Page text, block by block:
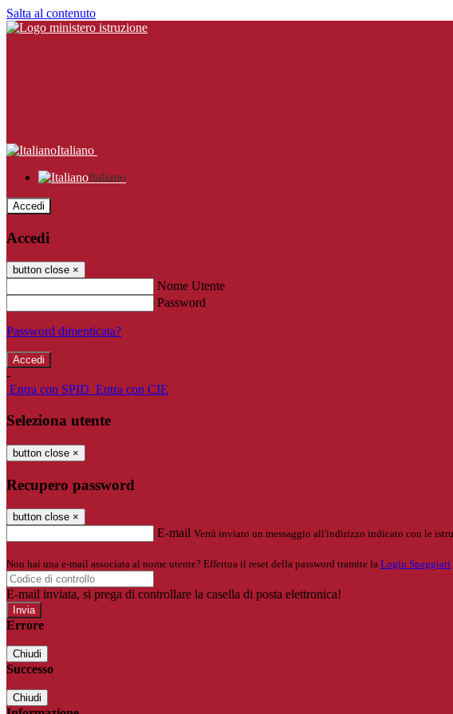
Salta al contenuto
Italiano
Italiano
Accedi
Accedi
button close ×
Nome Utente
Password
Password dimenticata?
-
Entra con SPID Entra con CIE
Seleziona utente
button close ×
Recupero password
button close ×
E-mail Verrà inviato un messaggio all'indirizzo indicato con le
Non hai una e-mail associata al nome utente? Effettua il reset della password tramite la Login Spaggiari
E-mail inviata, si prega di controllare la casella di posta elettronica!
Errore
Chiudi
Successo
Chiudi